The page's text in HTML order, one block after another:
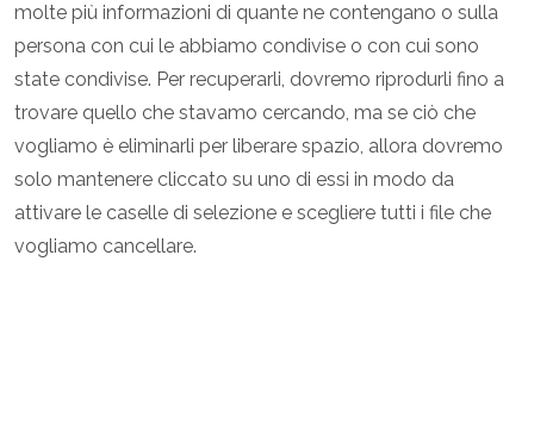
molte più informazioni di quante ne contengano o sulla
persona con cui le abbiamo condivise o con cui sono
state condivise. Per recuperarli, dovremo riprodurli fino a
trovare quello che stavamo cercando, ma se ciò che
vogliamo è eliminarli per liberare spazio, allora dovremo
solo mantenere cliccato su uno di essi in modo da
attivare le caselle di selezione e scegliere tutti i file che
vogliamo cancellare.